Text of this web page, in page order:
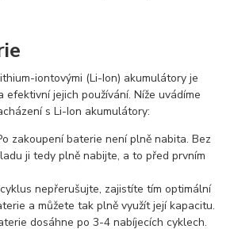
iontovými (Li-Ion) akumulátory je
efektivní jejich používání. Níže uvádíme
s Li-Ion akumulátory:
zakoupení baterie není plně nabita. Bez
ji tedy plně nabijte, a to před prvním
nepřerušujte, zajistíte tím optimální
a můžete tak plně využít její kapacitu.
dosáhne po 3-4 nabíjecích cyklech.